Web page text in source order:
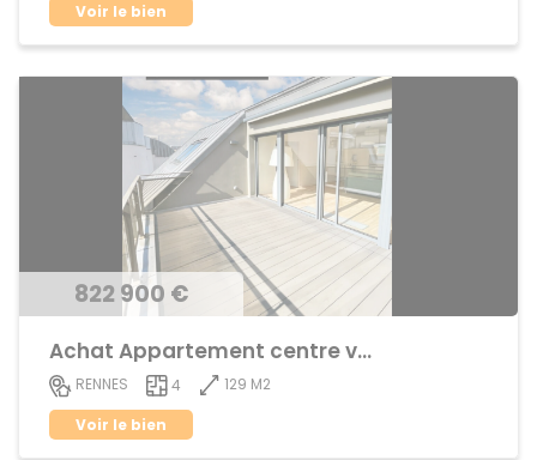
Voir le bien
822 900 €
Achat Appartement centre ville
RENNES 4
129 M2
Voir le bien